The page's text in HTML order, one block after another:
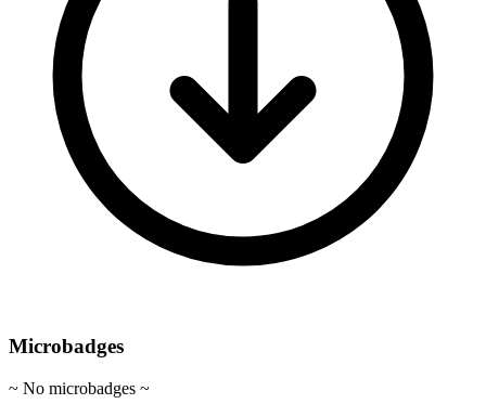
Microbadges
~ No microbadges ~